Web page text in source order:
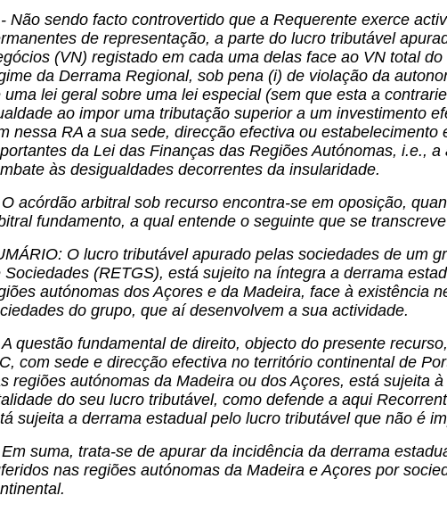
Não sendo facto controvertido que a Requerente exerce
de representação, a parte do lucro tributável
(VN) registado em cada uma delas face ao VN total
da Derrama Regional, sob pena (i) de violação da
uma lei geral sobre uma lei especial (sem que esta a
ao impor uma tributação superior a um investimento
nessa RA a sua sede, direcção efectiva ou
da Lei das Finanças das Regiões Autónomas, i.e.,
às desigualdades decorrentes da insularidade.
O acórdão arbitral sob recurso encontra-se em oposição,
fundamento, a qual entende o seguinte que se
O lucro tributável apurado pelas sociedades de um
Sociedades (RETGS), está sujeito na íntegra a derrama
autónomas dos Açores e da Madeira, face à existência
do grupo, que aí desenvolvem a sua actividade.
A questão fundamental de direito, objecto do presente
com sede e direcção efectiva no território continental de
regiões autónomas da Madeira ou dos Açores, está sujeita
do seu lucro tributável, como defende a aqui
sujeita a derrama estadual pelo lucro tributável que não é
Em suma, trata-se de apurar da incidência da derrama
nas regiões autónomas da Madeira e Açores por